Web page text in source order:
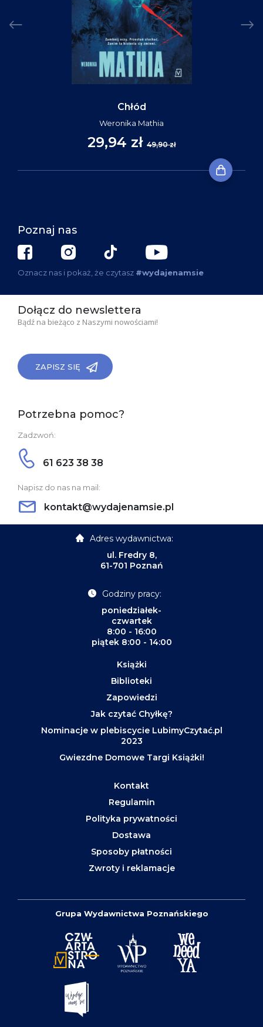
Chłód
Weronika Mathia
29,94 zł 49,90 zł
Poznaj nas
Oznacz nas i pokaż, że czytasz #wydajenamsie
Dołącz do newslettera
Bądź na bieżąco z Naszymi nowościami!
ZAPISZ SIĘ
Potrzebna pomoc?
Zadzwoń:
61 623 38 38
Napisz do nas na mail:
kontakt@wydajenamsie.pl
Adres wydawnictwa:
ul. Fredry 8,
61-701 Poznań
Godziny pracy:
poniedziałek-
czwartek
8:00 - 16:00
piątek 8:00 - 14:00
Książki
Biblioteki
Zapowiedzi
Jak czytać Chyłkę?
Nominacje w plebiscycie LubimyCzytać.pl
2023
Gwiezdne Domowe Targi Książki!
Kontakt
Regulamin
Polityka prywatności
Dostawa
Sposoby płatności
Zwroty i reklamacje
Grupa Wydawnictwa Poznańskiego